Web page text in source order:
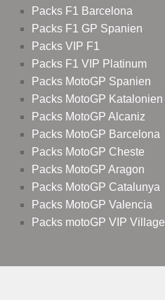
Packs F1 Barcelona
Packs F1 GP Spanien
Packs VIP F1
Packs F1 VIP Platinum
Packs MotoGP Spanien
Packs MotoGP Katalonien
Packs MotoGP Alcaniz
Packs MotoGP Barcelona
Packs MotoGP Cheste
Packs MotoGP Aragon
Packs MotoGP Catalunya
Packs MotoGP Valencia
Packs motoGP VIP Village